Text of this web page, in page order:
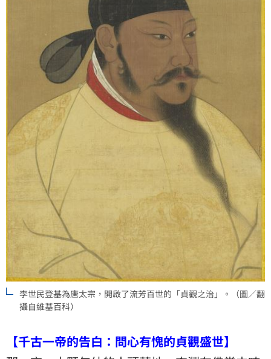
李世民登基為唐太宗，開啟了流芳百世的「貞觀之治」。（圖／翻
攝自維基百科）
【千古一帝的告白：問心有愧的貞觀盛世】